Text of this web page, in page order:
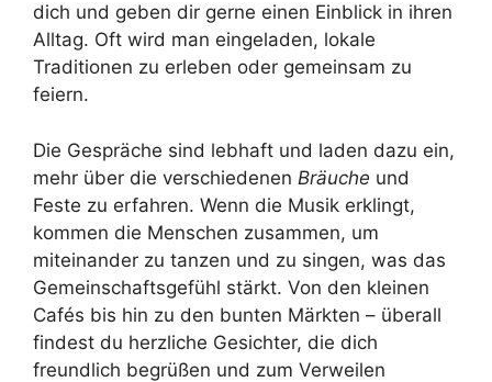
dich und geben dir gerne einen Einblick in ihren
Alltag. Oft wird man eingeladen, lokale
Traditionen zu erleben oder gemeinsam zu
feiern.
Die Gespräche sind lebhaft und laden dazu ein,
mehr über die verschiedenen Bräuche und
Feste zu erfahren. Wenn die Musik erklingt,
kommen die Menschen zusammen, um
miteinander zu tanzen und zu singen, was das
Gemeinschaftsgefühl stärkt. Von den kleinen
Cafés bis hin zu den bunten Märkten – überall
findest du herzliche Gesichter, die dich
freundlich begrüßen und zum Verweilen